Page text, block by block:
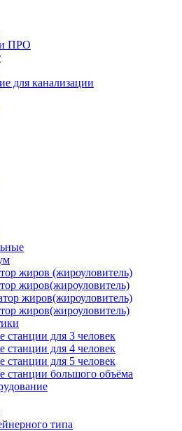
ПРО
для канализации
жиров (жироуловитель)
жиров(жироуловитель)
жиров(жироуловитель)
жиров(жироуловитель)
станции для 3 человек
станции для 4 человек
станции для 5 человек
станции большого объёма
типа